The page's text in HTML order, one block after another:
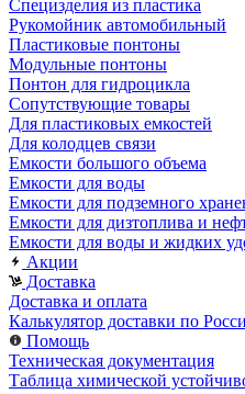
Специзделия из пластика
Рукомойник автомобильный
Пластиковые понтоны
Модульные понтоны
Понтон для гидроцикла
Сопутствующие товары
Для пластиковых емкостей
Для колодцев связи
Емкости большого объема
Емкости для воды
Емкости для подземного
Емкости для дизтоплива и
Емкости для воды и жидких
Акции
Доставка
Доставка и оплата
Калькулятор доставки по
Помощь
Техническая документация
Таблица химической